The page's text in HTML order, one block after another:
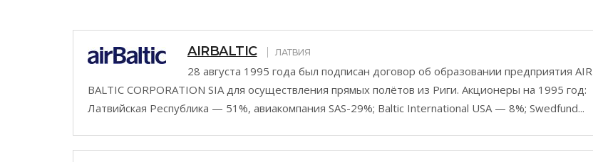
AIRBALTIC ЛАТВИЯ
28 августа 1995 года был подписан договор об образовании предприятия AIR
BALTIC CORPORATION SIA для осуществления прямых полётов из Риги. Акционеры на 1995 год:
Латвийская Республика — 51%, авиакомпания SAS-29%; Baltic International USA — 8%; Swedfund...